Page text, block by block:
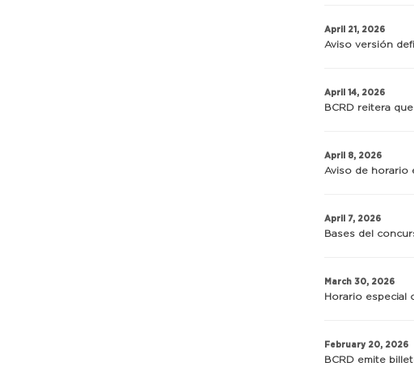
April 21, 2026
Aviso versión
April 14, 2026
BCRD reitera
April 8, 2026
Aviso de horario
April 7, 2026
Bases del
March 30, 2026
Horario especial
February 20, 2026
BCRD emite